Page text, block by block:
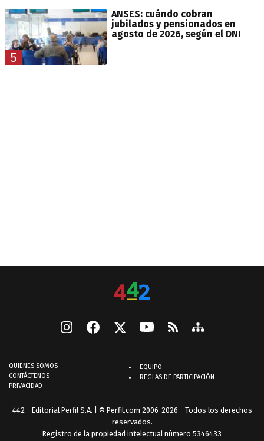
5
ANSES: cuándo cobran
jubilados y pensionados en
agosto de 2026, según el DNI
QUIENES SOMOS
CONTÁCTENOS
PRIVACIDAD
EQUIPO
REGLAS DE PARTICIPACIÓN
442 - Editorial Perfil S.A. | © Perfil.com 2006-2026 - Todos los derechos
reservados.
Registro de la propiedad intelectual número 5346433